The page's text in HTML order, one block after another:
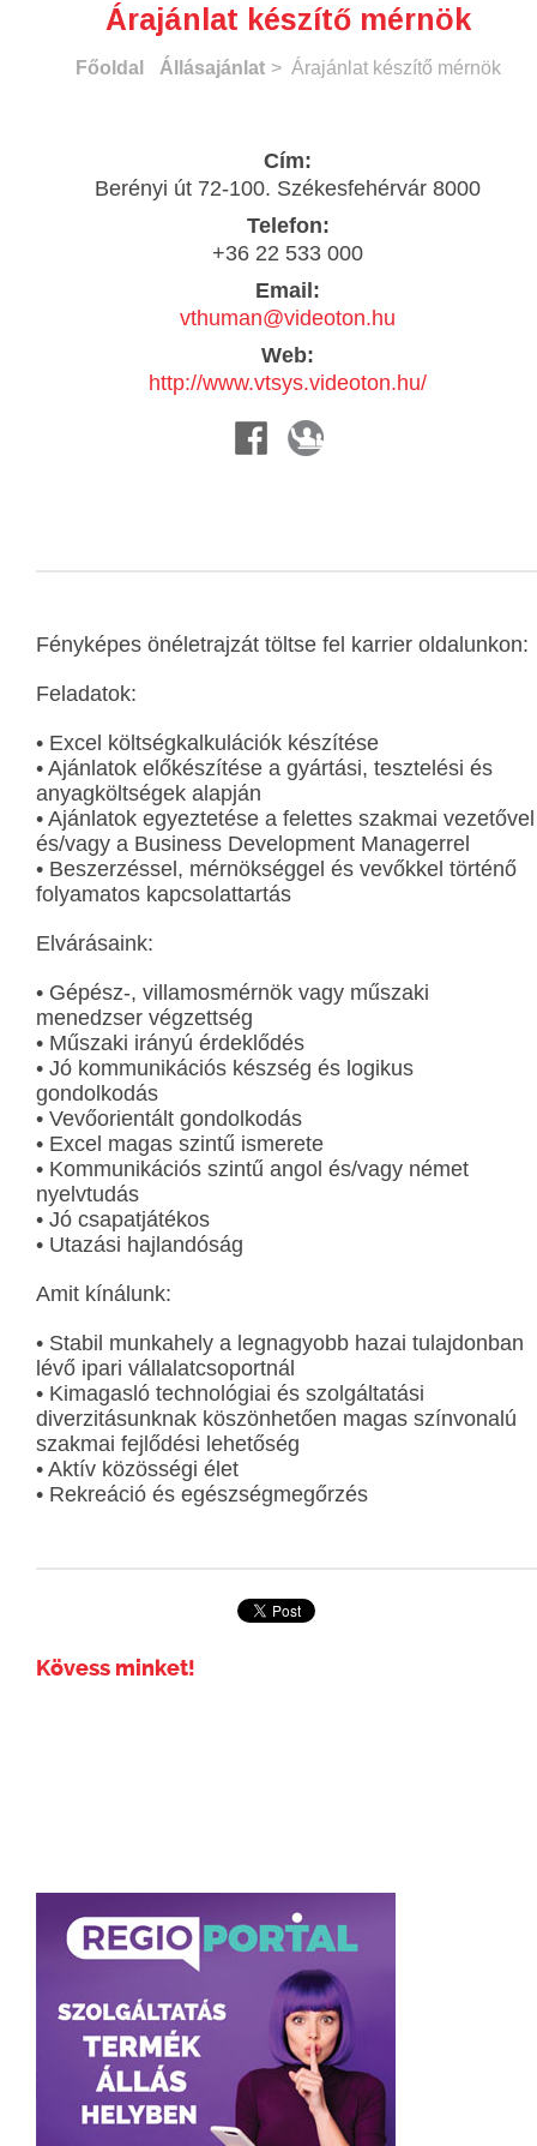
Árajánlat készítő mérnök
Főoldal Állásajánlat > Árajánlat készítő mérnök
Cím:
Berényi út 72-100. Székesfehérvár 8000
Telefon:
+36 22 533 000
Email:
vthuman@videoton.hu
Web:
http://www.vtsys.videoton.hu/
Fényképes önéletrajzát töltse fel karrier oldalunkon:
Feladatok:
• Excel költségkalkulációk készítése
• Ajánlatok előkészítése a gyártási, tesztelési és
anyagköltségek alapján
• Ajánlatok egyeztetése a felettes szakmai vezetővel
és/vagy a Business Development Managerrel
• Beszerzéssel, mérnökséggel és vevőkkel történő
folyamatos kapcsolattartás
Elvárásaink:
• Gépész-, villamosmérnök vagy műszaki
menedzser végzettség
• Műszaki irányú érdeklődés
• Jó kommunikációs készség és logikus
gondolkodás
• Vevőorientált gondolkodás
• Excel magas szintű ismerete
• Kommunikációs szintű angol és/vagy német
nyelvtudás
• Jó csapatjátékos
• Utazási hajlandóság
Amit kínálunk:
• Stabil munkahely a legnagyobb hazai tulajdonban
lévő ipari vállalatcsoportnál
• Kimagasló technológiai és szolgáltatási
diverzitásunknak köszönhetően magas színvonalú
szakmai fejlődési lehetőség
• Aktív közösségi élet
• Rekreáció és egészségmegőrzés
Kövess minket!